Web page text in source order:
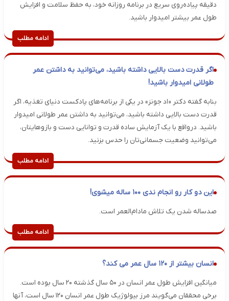
دقیقه پیاده‌روی سریع در برنامه روزانه خود، به حفظ سلامت و افزایش
طول عمر بیشتر امیدوار باشید.
ادامه مطلب
اگر قدرت دست بالایی داشته باشید، می‌توانید به داشتن عمر
طولانی امیدوار باشید!
بنابه گفته دکتر «اد جونز» در یکی از برنامه‌های پادکست دنیای تغذیه، اگر
قدرت دست بالایی داشته باشید، می‌توانید به داشتن عمر طولانی امیدوار
باشید. درواقع با یک آزمایش ساده قدرت و توانایی دست و بازوهایتان،
می‌توانید وضعیت جسمانی‌تان را حدس بزنید.
ادامه مطلب
این دو کار رو انجام ندی ۱۰۰ ساله میشوی!
صدساله شدن یک تلاش مادام‌العمر است.
ادامه مطلب
انسان بیشتر از ۱۲۰ سال عمر می کند؟
میانگین افزایش طول عمر انسان در ۵۰ سال گذشته ۲۰ سال بوده است.
برخی محققان می‌گویند مرز بیولوژیک طول عمر انسان ۱۲۰ سال است، آنها